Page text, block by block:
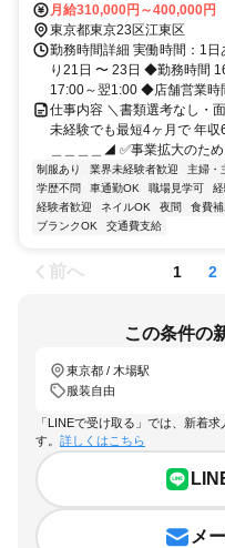
月給310,000円～400,000円
東京都東京23区江東区
勤務時間詳細 実働時間：1
り21日 〜 23日 ◆勤務時間
17:00～翌1:00 ◆店舗営業時
仕事内容 ＼書類選考なし・
未経験でも最短4ヶ月で 年
＿＿＿＿◢ ✅事業拡大のた
制服あり 業界未経験者歓迎 主婦・
学歴不問
車通勤OK 職場見学可
経験者歓迎
ネイルOK 夜間 食費補
ブランクOK
交通費支給
前へ 1 2
この条件の
東京都 / 木場駅
服装自由
「LINEで受け取る」では、新着
す。 詳しくはこちら
メ